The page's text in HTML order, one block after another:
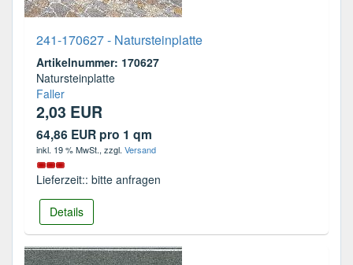
241-170627 - Natursteinplatte
Artikelnummer: 170627
Natursteinplatte
Faller
2,03 EUR
64,86 EUR pro 1 qm
inkl. 19 % MwSt., zzgl. Versand
Lieferzeit:: bitte anfragen
Details